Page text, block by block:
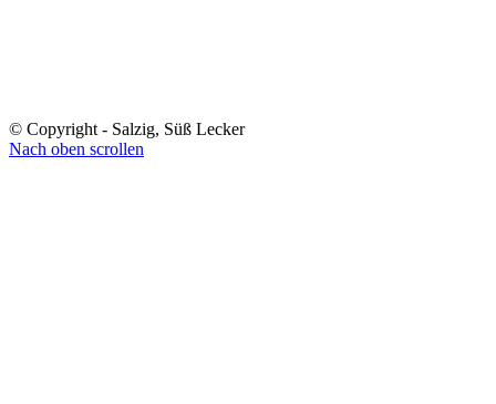
© Copyright - Salzig, Süß Lecker
Nach oben scrollen